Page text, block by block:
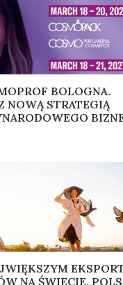
BOLOGNA.
NOWĄ STRATEGIĄ
NA ŚWIECIE.